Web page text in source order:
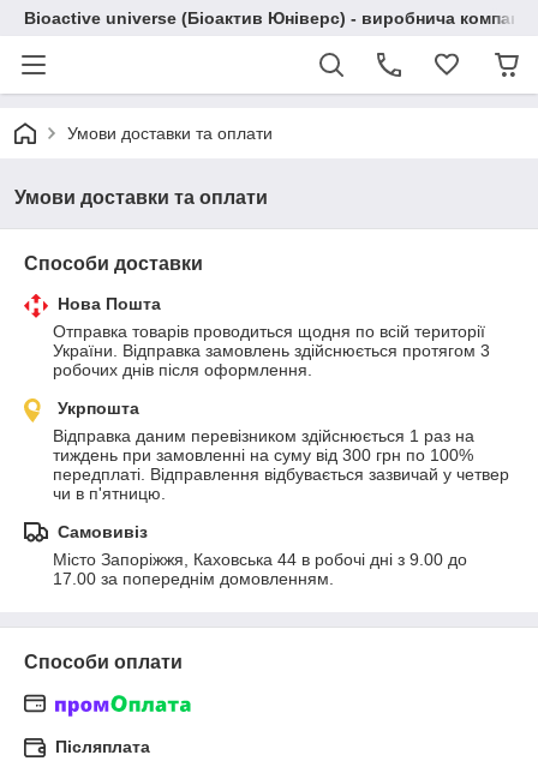
Bioactive universe (Біоактив Юніверс) - виробнича
Умови доставки та оплати
Умови доставки та оплати
Способи доставки
Нова Пошта
Отправка товарів проводиться щодня по всій території
України. Відправка замовлень здійснюється протягом 3
робочих днів після оформлення.
Укрпошта
Відправка даним перевізником здійснюється 1 раз на
тиждень при замовленні на суму від 300 грн по 100%
передплаті. Відправлення відбувається зазвичай у четвер
чи в п'ятницю.
Самовивіз
Місто Запоріжжя, Каховська 44 в робочі дні з 9.00 до
17.00 за попереднім домовленням.
Способи оплати
Післяплата